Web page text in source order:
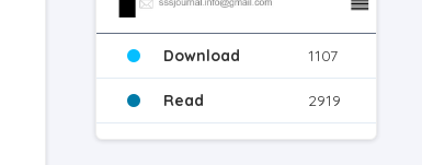
Download 1107
Read 2919